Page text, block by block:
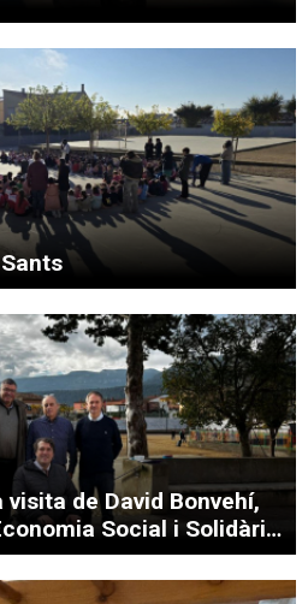
visita de David Bonvehí,
Social i Solidària
Departament
la Generalitat